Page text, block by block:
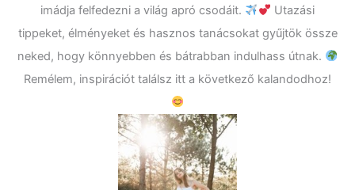
imádja felfedezni a világ apró csodáit.
Utazási
tippeket, élményeket és hasznos tanácsokat gyűjtök össze
neked, hogy könnyebben és bátrabban indulhass útnak.
Remélem, inspirációt találsz itt a következő kalandodhoz!